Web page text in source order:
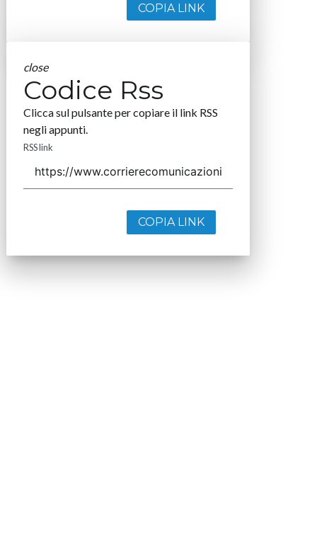
COPIA LINK
close
Codice Rss
Clicca sul pulsante per copiare il link RSS
negli appunti.
RSS link
COPIA LINK